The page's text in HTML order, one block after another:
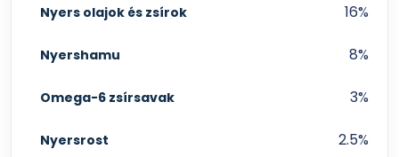
Nyers olajok és zsírok 16%
Nyershamu 8%
Omega-6 zsírsavak 3%
Nyersrost 2.5%